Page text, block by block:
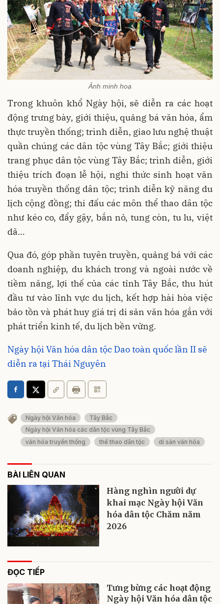
Ảnh minh hoạ
Trong khuôn khổ Ngày hội, sẽ diễn ra các hoạt
động trưng bày, giới thiệu, quảng bá văn hóa, ẩm
thực truyền thống; trình diễn, giao lưu nghệ thuật
quần chúng các dân tộc vùng Tây Bắc; giới thiệu
trang phục dân tộc vùng Tây Bắc; trình diễn, giới
thiệu trích đoạn lễ hội, nghi thức sinh hoạt văn
hóa truyền thống dân tộc; trình diễn kỹ năng du
lịch cộng đồng; thi đấu các môn thể thao dân tộc
như kéo co, đẩy gậy, bắn nỏ, tung còn, tu lu, việt
dã…
Qua đó, góp phần tuyên truyền, quảng bá với các
doanh nghiệp, du khách trong và ngoài nước về
tiềm năng, lợi thế của các tỉnh Tây Bắc, thu hút
đầu tư vào lĩnh vực du lịch, kết hợp hài hòa việc
bảo tồn và phát huy giá trị di sản văn hóa gắn với
phát triển kinh tế, du lịch bền vững.
Ngày hội Văn hóa dân tộc Dao toàn quốc lần II sẽ
diễn ra tại Thái Nguyên
Ngày hội Văn hóa
Tây Bắc
Ngày hội Văn hóa các dân tộc vùng Tây Bắc
văn hóa truyền thống
thể thao dân tộc di sản văn hóa
BÀI LIÊN QUAN
Hàng nghìn người dự
khai mạc Ngày hội Văn
hóa dân tộc Chăm năm
2026
ĐỌC TIẾP
Tưng bừng các hoạt động
Ngày hội Văn hóa dân tộc